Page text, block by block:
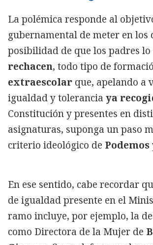
La polémica responde al
gubernamental de meter en los
posibilidad de que los padres
rechacen, todo tipo de
extraescolar que, apelando a
igualdad y tolerancia ya
Constitución y presentes en
asignaturas, suponga un paso
criterio ideológico de Podemos
En ese sentido, cabe recordar
de igualdad presente en el
ramo incluye, por ejemplo, la
como Directora de la Mujer de